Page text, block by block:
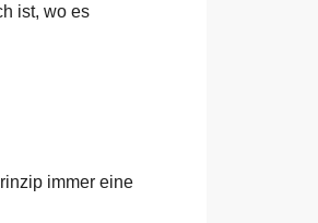
ist, wo es
immer eine